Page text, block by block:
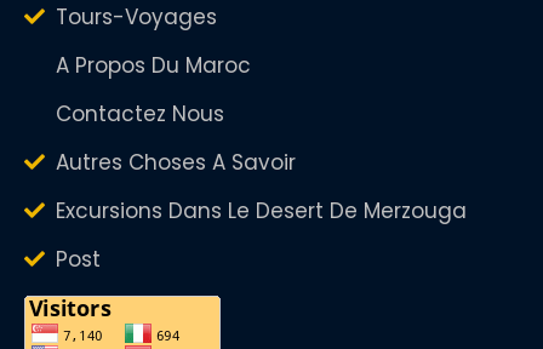
Tours-Voyages
A Propos Du Maroc
Contactez Nous
Autres Choses A Savoir
Excursions Dans Le Desert De Merzouga
Post